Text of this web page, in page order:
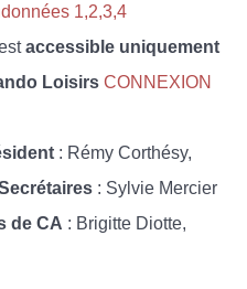
1,2,3,4
accessible uniquement
Loisirs CONNEXION
: Rémy Corthésy,
: Sylvie Mercier
de CA : Brigitte Diotte,